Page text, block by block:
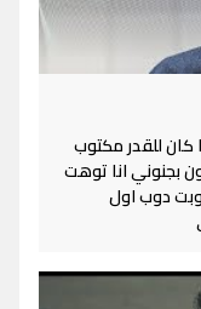
للقدر مكتوب
بجنوني انا توهت
دوب اول